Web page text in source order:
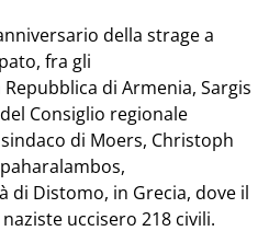
della strage a
fra gli
di Armenia, Sargis
Consiglio regionale
di Moers, Christoph
di Distomo, in Grecia, dove il
uccisero 218 civili.